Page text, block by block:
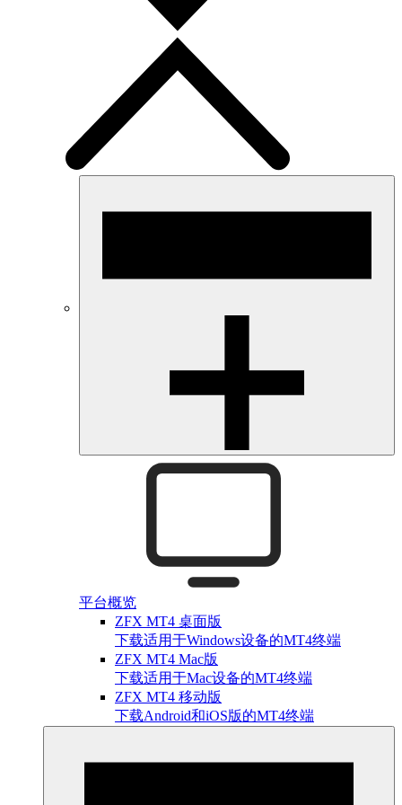
平台概览
ZFX MT4 桌面版
下载适用于Windows设备的MT4终端
ZFX MT4 Mac版
下载适用于Mac设备的MT4终端
ZFX MT4 移动版
下载Android和iOS版的MT4终端